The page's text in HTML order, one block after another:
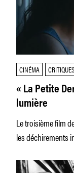
CINÉMA CRITIQUES
« La Petite
lumière
Le troisième film
les déchirements